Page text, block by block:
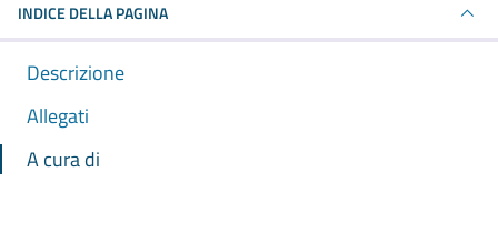
INDICE DELLA PAGINA
Descrizione
Allegati
A cura di